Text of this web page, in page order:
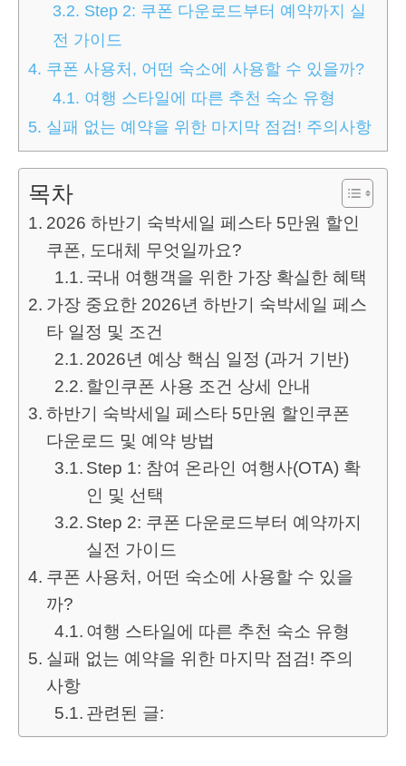
3.2. Step 2: 쿠폰 다운로드부터 예약까지 실
전 가이드
4. 쿠폰 사용처, 어떤 숙소에 사용할 수 있을까?
4.1. 여행 스타일에 따른 추천 숙소 유형
5. 실패 없는 예약을 위한 마지막 점검! 주의사항
목차
2026 하반기 숙박세일 페스타 5만원 할인
쿠폰, 도대체 무엇일까요?
국내 여행객을 위한 가장 확실한 혜택
가장 중요한 2026년 하반기 숙박세일 페스
타 일정 및 조건
2026년 예상 핵심 일정 (과거 기반)
할인쿠폰 사용 조건 상세 안내
하반기 숙박세일 페스타 5만원 할인쿠폰
다운로드 및 예약 방법
Step 1: 참여 온라인 여행사(OTA) 확
인 및 선택
Step 2: 쿠폰 다운로드부터 예약까지
실전 가이드
쿠폰 사용처, 어떤 숙소에 사용할 수 있을
까?
여행 스타일에 따른 추천 숙소 유형
실패 없는 예약을 위한 마지막 점검! 주의
사항
관련된 글: